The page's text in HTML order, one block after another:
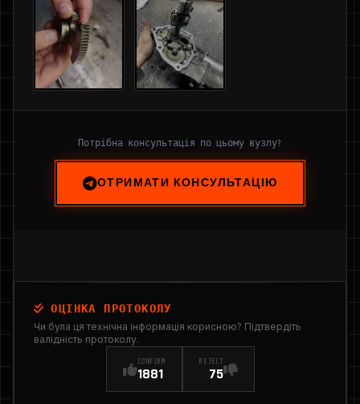
Потрібна консультація по цьому вузлу?
ОТРИМАТИ КОНСУЛЬТАЦІЮ
ОЦІНКА ПРОТОКОЛУ
Чи була ця технічна інформація корисною? Підтвердіть
валідність протоколу.
CONFIRM
1881
REJECT
75